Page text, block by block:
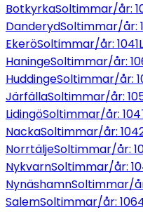
BotkyrkaSoltimmar/år:
DanderydSoltimmar/år:
EkeröSoltimmar/år: 1041
HaningeSoltimmar/år:
HuddingeSoltimmar/år:
JärfällaSoltimmar/år:
LidingöSoltimmar/år:
NackaSoltimmar/år:
NorrtäljeSoltimmar/år:
NykvarnSoltimmar/år:
NynäshamnSoltimmar/
SalemSoltimmar/år: